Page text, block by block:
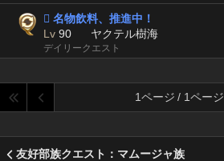
 名物飲料、推進中！
Lv 90 ヤクテル樹海
デイリークエスト
1ページ / 1ページ
友好部族クエスト：マムージャ族